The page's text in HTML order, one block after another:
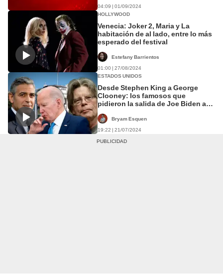
04:09 | 01/09/2024
HOLLYWOOD
Venecia: Joker 2, Maria y La
habitación de al lado, entre lo más
esperado del festival
Estefany Barrientos
01:00 | 27/08/2024
ESTADOS UNIDOS
Desde Stephen King a George
Clooney: los famosos que
pidieron la salida de Joe Biden a
Bryam Esquen
19:22 | 21/07/2024